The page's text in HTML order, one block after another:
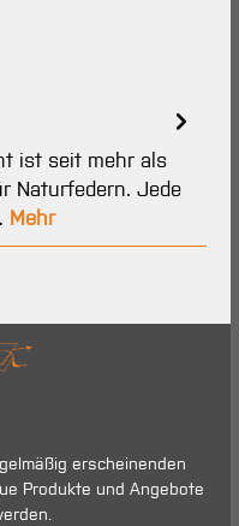
ist seit mehr als
Naturfedern. Jede
Mehr
erscheinenden
Produkte und Angebote